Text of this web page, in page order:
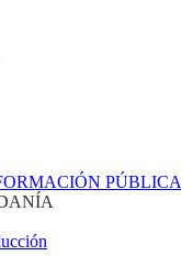
PÚBLICA